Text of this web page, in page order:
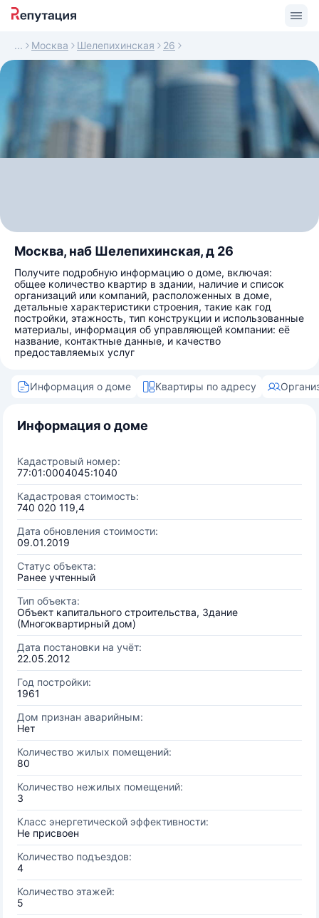
Москва Шелепихинская 26
Москва, наб Шелепихинская, д 26
Получите подробную информацию о доме, включая:
общее количество квартир в здании, наличие и список
организаций или компаний, расположенных в доме,
детальные характеристики строения, такие как год
постройки, этажность, тип конструкции и использованные
материалы, информация об управляющей компании: её
название, контактные данные, и качество
предоставляемых услуг
Информация о доме Квартиры по адресу
Информация о доме
Кадастровый номер:
77:01:0004045:1040
Кадастровая стоимость:
740 020 119,4
Дата обновления стоимости:
09.01.2019
Статус объекта:
Ранее учтенный
Тип объекта:
Объект капитального строительства, Здание
(Многоквартирный дом)
Дата постановки на учёт:
22.05.2012
Год постройки:
1961
Дом признан аварийным:
Нет
Количество жилых помещений:
80
Количество нежилых помещений:
3
Класс энергетической эффективности:
Не присвоен
Количество подъездов:
4
Количество этажей:
5